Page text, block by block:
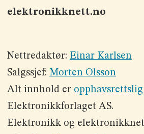
elektronikknett.no
Nettredaktør: Einar Karlsen
Salgssjef: Morten Olsson
Alt innhold er
Elektronikkforlaget AS.
Elektronikk og